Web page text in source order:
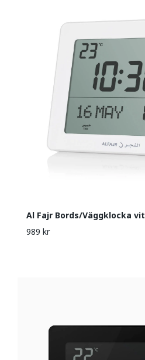
Al Fajr Bords/Väggklocka vit
989 kr